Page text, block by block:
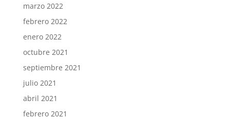
marzo 2022
febrero 2022
enero 2022
octubre 2021
septiembre 2021
julio 2021
abril 2021
febrero 2021